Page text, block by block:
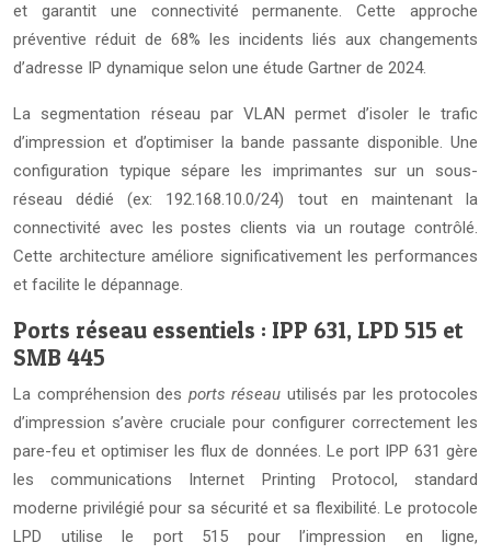
et garantit une connectivité permanente. Cette approche
préventive réduit de 68% les incidents liés aux changements
d’adresse IP dynamique selon une étude Gartner de 2024.
La segmentation réseau par VLAN permet d’isoler le trafic
d’impression et d’optimiser la bande passante disponible. Une
configuration typique sépare les imprimantes sur un sous-
réseau dédié (ex: 192.168.10.0/24) tout en maintenant la
connectivité avec les postes clients via un routage contrôlé.
Cette architecture améliore significativement les performances
et facilite le dépannage.
Ports réseau essentiels : IPP 631, LPD 515 et
SMB 445
La compréhension des ports réseau utilisés par les protocoles
d’impression s’avère cruciale pour configurer correctement les
pare-feu et optimiser les flux de données. Le port IPP 631 gère
les communications Internet Printing Protocol, standard
moderne privilégié pour sa sécurité et sa flexibilité. Le protocole
LPD utilise le port 515 pour l’impression en ligne,